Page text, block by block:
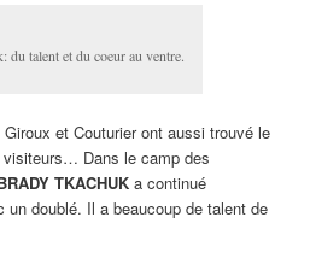
du talent et du coeur au ventre.
et Couturier ont aussi trouvé le
Dans le camp des
TKACHUKa continué
un doublé. Il a beaucoup de talent de